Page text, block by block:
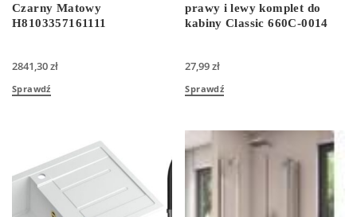
Czarny Matowy
H8103357161111
2841,30zł
Sprawdź
prawy i lewy komplet do
kabiny Classic 660C-0014
27,99zł
Sprawdź